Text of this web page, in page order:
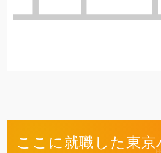
ここに就職した東